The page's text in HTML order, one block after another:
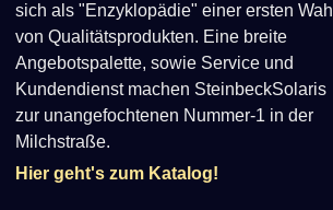
sich als "Enzyklopädie" einer ersten Wahl
von Qualitätsprodukten. Eine breite
Angebotspalette, sowie Service und
Kundendienst machen SteinbeckSolaris
zur unangefochtenen Nummer-1 in der
Milchstraße.
Hier geht's zum Katalog!